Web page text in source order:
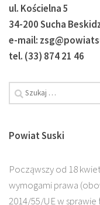
ul. Kościelna 5
34-200 Sucha
e-mail:
tel. (33) 874 21 46
Powiat Suski
Począwszy od 18
wymogami prawa
2014/55/UE w